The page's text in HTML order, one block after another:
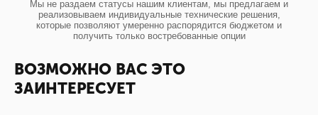
Мы не раздаем статусы нашим клиентам, мы предлагаем и
реализовываем индивидуальные технические решения,
которые позволяют умеренно распорядится бюджетом и
получить только востребованные опции
ВОЗМОЖНО ВАС ЭТО
ЗАИНТЕРЕСУЕТ